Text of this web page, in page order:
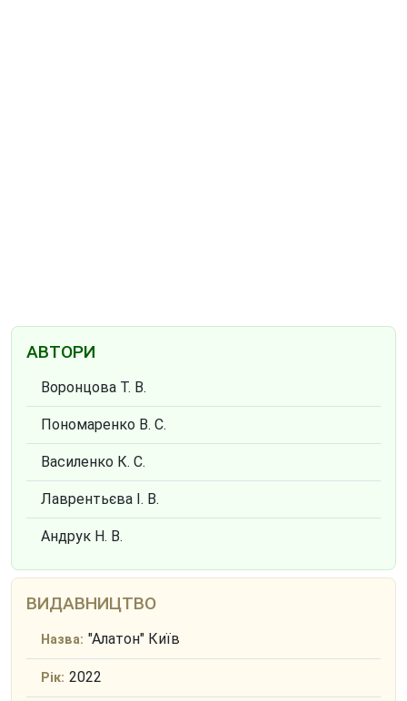
АВТОРИ
Воронцова Т. В.
Пономаренко В. С.
Василенко К. С.
Лаврентьєва І. В.
Андрук Н. В.
ВИДАВНИЦТВО
Назва: "Алатон" Київ
Рік: 2022